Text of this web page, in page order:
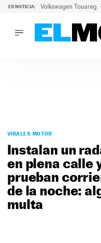
ES NOTICIA: Volkswagen Touareg
PODCAST
MOTOS
TECNOLOGÍA
SUPERCOCHES
MOTORTV
SERVICIOS
VIRALES MOTOR
Instalan un
en plena calle
prueban
de la noche:
multa